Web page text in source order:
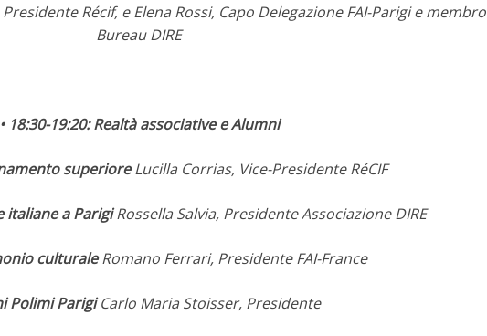
Récif, e Elena Rossi, Capo Delegazione FAI-Parigi e membro
Bureau DIRE
• 18:30-19:20: Realtà associative e Alumni
superioreLucilla Corrias, Vice-Presidente RéCIF
italiane a ParigiRossella Salvia, Presidente Associazione DIRE
culturaleRomano Ferrari, Presidente FAI-France
Polimi ParigiCarlo Maria Stoisser, Presidente